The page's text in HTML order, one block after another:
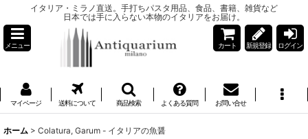
イタリア・ミラノ直送。手打ちパスタ用品、食品、書籍、雑貨など
日本では手に入らない本物のイタリアをお届け。
メニュー カート 新規登録 ログイン
マイページ 送料について 商品検索 よくある質問 お問い合せ
ホーム > Colatura, Garum - イタリアの魚醤